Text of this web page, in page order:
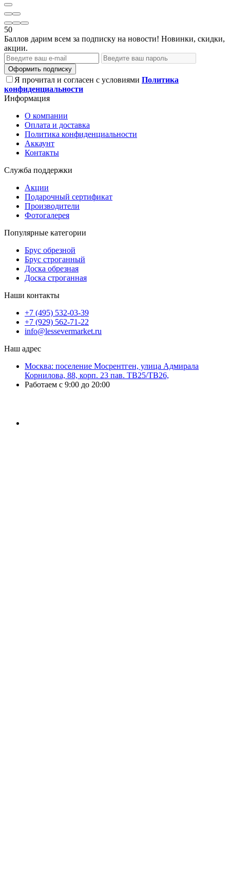
50
Баллов дарим всем за подписку на новости! Новинки, скидки,
акции.
Оформить подписку
Я прочитал и согласен с условиями Политика
конфиденциальности
Информация
О компании
Оплата и доставка
Политика конфиденциальности
Аккаунт
Контакты
Служба поддержки
Акции
Подарочный сертификат
Производители
Фотогалерея
Популярные категории
Брус обрезной
Брус строганный
Доска обрезная
Доска строганная
Наши контакты
+7 (495) 532-03-39
+7 (929) 562-71-22
info@lessevermarket.ru
Наш адрес
Москва: поселение Мосрентген, улица Адмирала
Корнилова, 88, корп. 23 пав. ТВ25/ТВ26,
Работаем с 9:00 до 20:00